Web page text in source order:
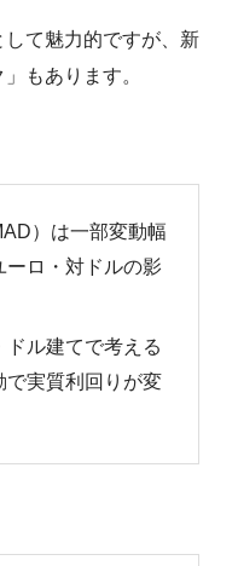
て魅力的ですが、新
もあります。
）は一部変動幅
ーロ・対ドルの影
ル建てで考える
で実質利回りが変